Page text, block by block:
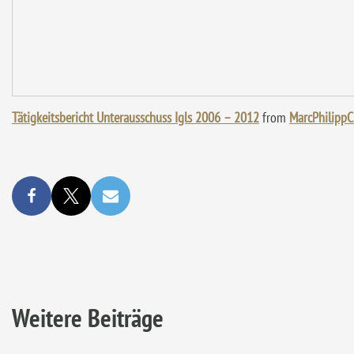
Tätigkeitsbericht Unterausschuss Igls 2006 – 2012from
Weitere Beiträge